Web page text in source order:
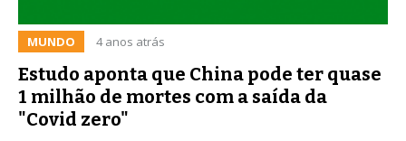
MUNDO 4 anos atrás
Estudo aponta que China pode ter quase
1 milhão de mortes com a saída da
"Covid zero"